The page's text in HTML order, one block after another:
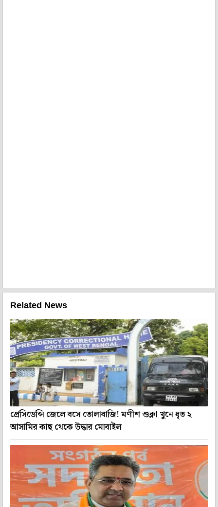
Related News
প্রেসিডেন্সি জেলে বসে তোলাবাজি! মণীশ শুক্লা খুনে ধৃত ২
আসামির কাছ থেকে উদ্ধার মোবাইল